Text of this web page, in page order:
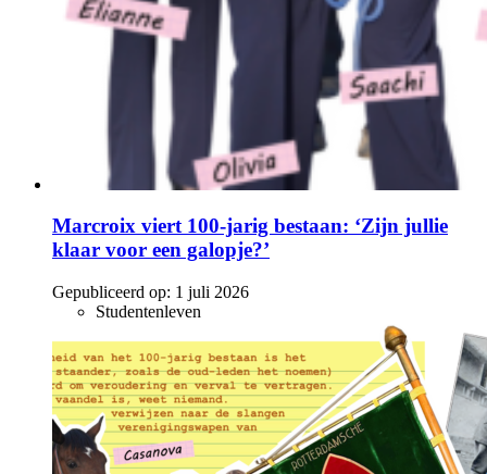
Marcroix viert 100-jarig bestaan: ‘Zijn jullie
klaar voor een galopje?’
Gepubliceerd op: 1 juli 2026
Studentenleven